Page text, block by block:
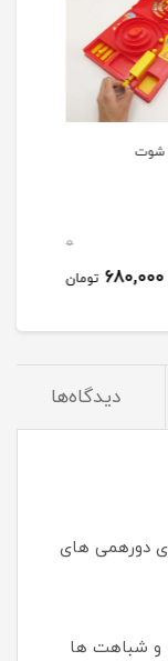
شوت
0
680,000 تومان
دیدگاه‌ها
دورهمی های
و شباهت ها